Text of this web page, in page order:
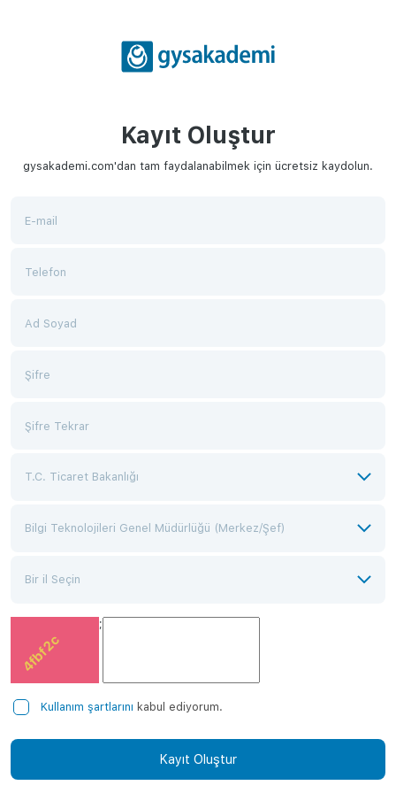
Kayıt Oluştur
gysakademi.com'dan tam faydalanabilmek için ücretsiz kaydolun.
;
Kullanım şartlarını kabul ediyorum.